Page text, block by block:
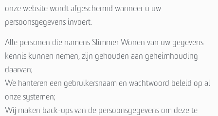
onze website wordt afgeschermd wanneer u uw
persoonsgegevens invoert.
Alle personen die namens Slimmer Wonen van uw gegevens
kennis kunnen nemen, zijn gehouden aan geheimhouding
daarvan;
We hanteren een gebruikersnaam en wachtwoord beleid op al
onze systemen;
Wij maken back-ups van de persoonsgegevens om deze te